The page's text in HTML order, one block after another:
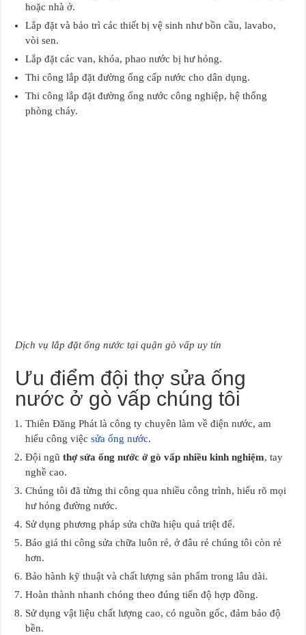
hoặc nhà ở.
Lắp đặt và bảo trì các thiết bị vệ sinh như bồn cầu, lavabo,
vòi sen.
Lắp đặt các van, khóa, phao nước bị hư hỏng.
Thi công lắp đặt đường ống cấp nước cho dân dụng.
Thi công lắp đặt đường ống nước công nghiệp, hệ thống
phòng cháy.
Dịch vụ lắp đặt ống nước tại quận gò vấp uy tín
Ưu điểm đội thợ sửa ống
nước ở gò vấp chúng tôi
Thiên Đăng Phát là công ty chuyên làm về điện nước, am
hiểu công việcsửa ống nước.
Đội ngũthợ sửa ống nước ở gò vấp nhiều kinh nghiệm, tay
nghề cao.
Chúng tôi đã từng thi công qua nhiều công trình, hiểu rõ mọi
hư hỏng đường nước.
Sử dụng phương pháp sửa chữa hiệu quả triệt để.
Báo giá thi công sửa chữa luôn rẻ, ở đâu rẻ chúng tôi còn rẻ
hơn.
Bảo hành kỹ thuật và chất lượng sản phẩm trong lâu dài.
Hoàn thành nhanh chóng theo đúng tiến độ hợp đồng.
Sử dụng vật liệu chất lượng cao, có nguồn gốc, đảm bảo độ
bền.